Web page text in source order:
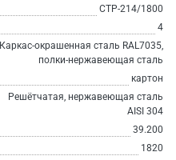
СТР-214/1800
4
Каркас-окрашенная сталь RAL7035,
полки-нержавеющая сталь
картон
Решётчатая, нержавеющая сталь
AISI 304
39.200
1820